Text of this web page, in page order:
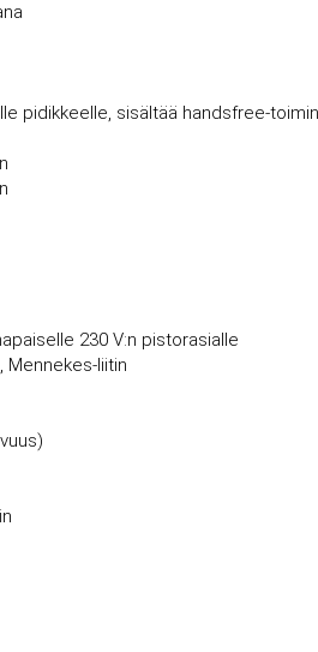
pidikkeelle, sisältää handsfree-
230 V:n pistorasialle
Mennekes-liitin